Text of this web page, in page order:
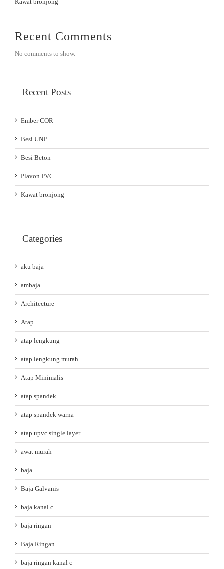
Kawat bronjong
Recent Comments
No comments to show.
Recent Posts
Ember COR
Besi UNP
Besi Beton
Plavon PVC
Kawat bronjong
Categories
aku baja
ambaja
Architecture
Atap
atap lengkung
atap lengkung murah
Atap Minimalis
atap spandek
atap spandek warna
atap upvc single layer
awat murah
baja
Baja Galvanis
baja kanal c
baja ringan
Baja Ringan
baja ringan kanal c